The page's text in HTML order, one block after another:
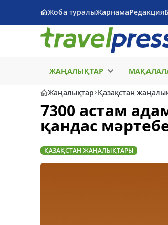
Жоба туралыЖарнамаРедакция
ЖАҢАЛЫҚТАР
Жаңалықтар Қазақстан
7300 астам
қандас
ҚАЗАҚСТАН ЖАҢАЛЫҚТАРЫ